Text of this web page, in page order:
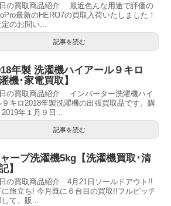
の買取商品紹介 最近色んな用途で評価の
最新のHERO7の買取入荷いたしました！
のお問い...
記事を読む
年製 洗濯機ハイアール９キロ
機･家電買取】
の買取商品紹介 インバーター洗濯機ハイ
９キロ2018年製洗濯機の出張買取品です。購
2019年１月９日...
記事を読む
ープ洗濯機5kg【洗濯機買取･清
】
の買取商品紹介 4月21日ソールドアウト!!
に旅立ち! 今月既に６台目の買取!!フルピッチ
して、販...